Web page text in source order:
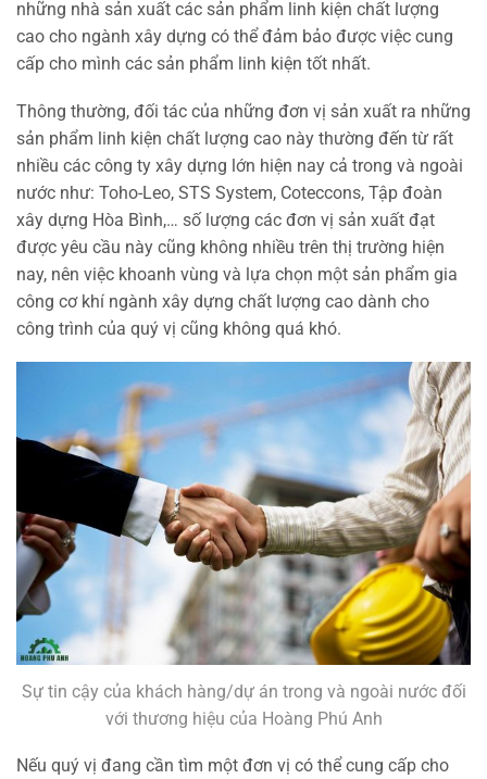
những nhà sản xuất các sản phẩm linh kiện chất lượng
cao cho ngành xây dựng có thể đảm bảo được việc cung
cấp cho mình các sản phẩm linh kiện tốt nhất.
Thông thường, đối tác của những đơn vị sản xuất ra những
sản phẩm linh kiện chất lượng cao này thường đến từ rất
nhiều các công ty xây dựng lớn hiện nay cả trong và ngoài
nước như: Toho-Leo, STS System, Coteccons, Tập đoàn
xây dựng Hòa Bình,… số lượng các đơn vị sản xuất đạt
được yêu cầu này cũng không nhiều trên thị trường hiện
nay, nên việc khoanh vùng và lựa chọn một sản phẩm gia
công cơ khí ngành xây dựng chất lượng cao dành cho
công trình của quý vị cũng không quá khó.
Sự tin cậy của khách hàng/dự án trong và ngoài nước đối
với thương hiệu của Hoàng Phú Anh
Nếu quý vị đang cần tìm một đơn vị có thể cung cấp cho